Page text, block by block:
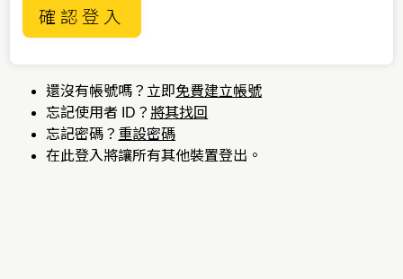
確認登入
還沒有帳號嗎？立即免費建立帳號
忘記使用者 ID？ 將其找回
忘記密碼？ 重設密碼
在此登入將讓所有其他裝置登出。